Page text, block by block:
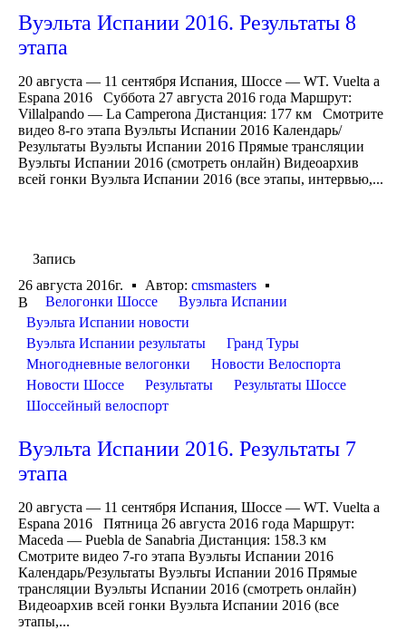
Вуэльта Испании 2016. Результаты 8
этапа
20 августа — 11 сентября Испания, Шоссе — WT. Vuelta a
Espana 2016 Суббота 27 августа 2016 года Маршрут:
Villalpando — La Camperona Дистанция: 177 км Смотрите
видео 8-го этапа Вуэльты Испании 2016 Календарь/
Результаты Вуэльты Испании 2016 Прямые трансляции
Вуэльты Испании 2016 (смотреть онлайн) Видеоархив
всей гонки Вуэльта Испании 2016 (все этапы, интервью,...
Запись
26 августа 2016г.
Автор: cmsmasters
В
Велогонки Шоссе
Вуэльта Испании
Вуэльта Испании новости
Вуэльта Испании результаты
Гранд Туры
Многодневные велогонки
Новости Велоспорта
Новости Шоссе
Результаты
Результаты Шоссе
Шоссейный велоспорт
Вуэльта Испании 2016. Результаты 7
этапа
20 августа — 11 сентября Испания, Шоссе — WT. Vuelta a
Espana 2016 Пятница 26 августа 2016 года Маршрут:
Maceda — Puebla de Sanabria Дистанция: 158.3 км
Смотрите видео 7-го этапа Вуэльты Испании 2016
Календарь/Результаты Вуэльты Испании 2016 Прямые
трансляции Вуэльты Испании 2016 (смотреть онлайн)
Видеоархив всей гонки Вуэльта Испании 2016 (все
этапы,...